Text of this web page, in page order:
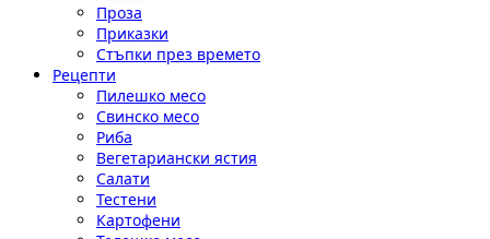
Проза
Приказки
Стъпки през времето
Рецепти
Пилешко месо
Свинско месо
Риба
Вегетариански ястия
Салати
Тестени
Картофени